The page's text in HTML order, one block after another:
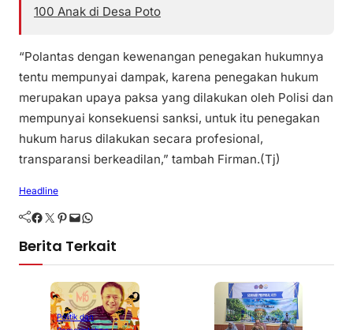
100 Anak di Desa Poto
“Polantas dengan kewenangan penegakan hukumnya
tentu mempunyai dampak, karena penegakan hukum
merupakan upaya paksa yang dilakukan oleh Polisi dan
mempunyai konsekuensi sanksi, untuk itu penegakan
hukum harus dilakukan secara profesional,
transparansi berkeadilan,” tambah Firman.(Tj)
Headline
Facebook Twitter Pinterest Mail WhatsApp
Berita Terkait
Politik dan